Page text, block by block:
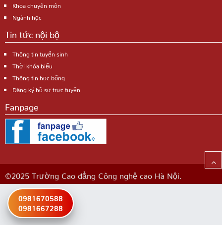
Khoa chuyên môn
Ngành học
Tin tức nội bộ
Thông tin tuyển sinh
Thời khóa biểu
Thông tin học bổng
Đăng ký hồ sơ trực tuyến
Fanpage
©2025 Trường Cao đẳng Công nghệ cao Hà Nội.
0981670588
0981667288